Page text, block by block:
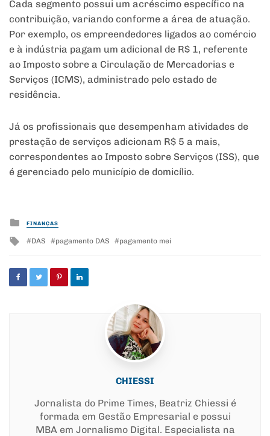
Cada segmento possui um acréscimo específico na
contribuição, variando conforme a área de atuação.
Por exemplo, os empreendedores ligados ao comércio
e à indústria pagam um adicional de R$ 1, referente
ao Imposto sobre a Circulação de Mercadorias e
Serviços (ICMS), administrado pelo estado de
residência.
Já os profissionais que desempenham atividades de
prestação de serviços adicionam R$ 5 a mais,
correspondentes ao Imposto sobre Serviços (ISS), que
é gerenciado pelo município de domicílio.
Posted
in
FINANÇAS
Tagged
DAS pagamento DAS pagamento mei
CHIESSI
Jornalista do Prime Times, Beatriz Chiessi é
formada em Gestão Empresarial e possui
MBA em Jornalismo Digital. Especialista na